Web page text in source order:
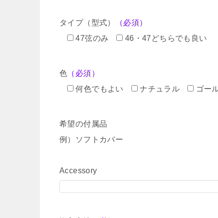
タイプ（型式）
（必須）
47弦のみ
46・47どちらでも良い
色 （必須）
何色でもよい
ナチュラル ゴー
希望の付属品
例）ソフトカバー
Accessory